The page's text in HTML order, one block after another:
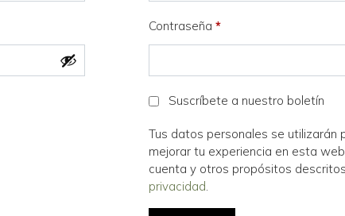
Contraseña *
Suscríbete a nuestro boletín
Tus datos personales se utilizarán
mejorar tu experiencia en esta
cuenta y otros propósitos
privacidad.